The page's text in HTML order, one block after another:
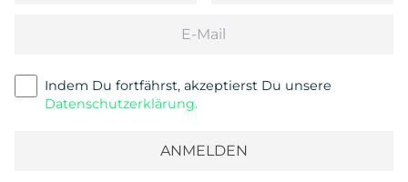
Indem Du fortfährst, akzeptierst Du unsere
Datenschutzerklärung.